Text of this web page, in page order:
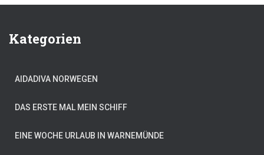
Kategorien
AIDADIVA NORWEGEN
DAS ERSTE MAL MEIN SCHIFF
EINE WOCHE URLAUB IN WARNEMÜNDE